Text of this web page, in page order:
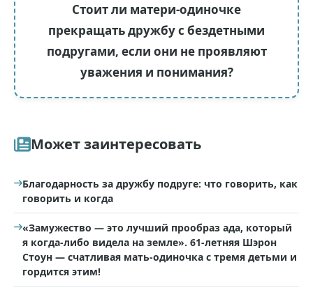
Стоит ли матери-одиночке
прекращать дружбу с бездетными
подругами, если они не проявляют
уважения и понимания?
Может заинтересовать
Благодарность за дружбу подруге: что говорить, как
говорить и когда
«Замужество — это лучший прообраз ада, который
я когда-либо видела на земле». 61-летняя Шэрон
Стоун — счатливая мать-одиночка с тремя детьми и
гордится этим!